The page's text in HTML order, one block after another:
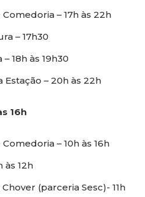
– 17h às 22h
– 17h30
18h às 19h30
Estação – 20h às 22h
16h
– 10h às 16h
às 12h
(parceria Sesc)- 11h